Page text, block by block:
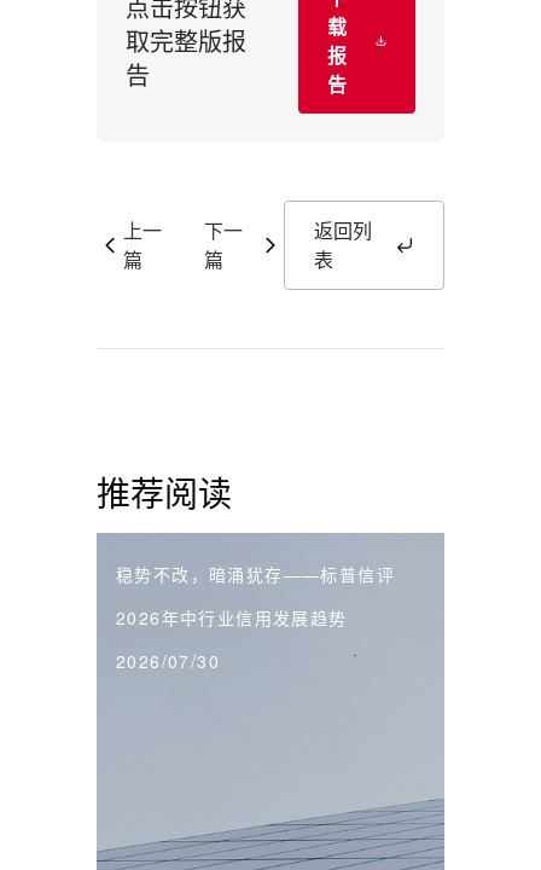
取完整版报
告
载
报
告
上一
篇
下一
篇
返回列
表
推荐阅读
稳势不改，暗涌犹存——标普信评
2026年中行业信用发展趋势
2026/07/30